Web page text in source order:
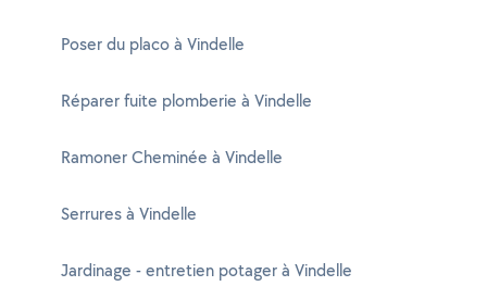
Poser du placo à Vindelle
Réparer fuite plomberie à Vindelle
Ramoner Cheminée à Vindelle
Serrures à Vindelle
Jardinage - entretien potager à Vindelle